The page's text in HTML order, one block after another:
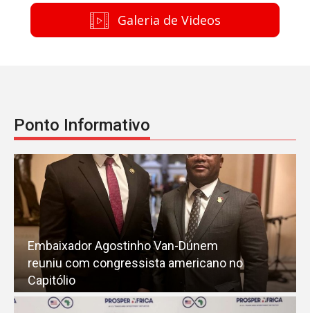
Galeria de Videos
Ponto Informativo
Embaixador Agostinho Van-Dúnem
reuniu com congressista americano no
Capitólio